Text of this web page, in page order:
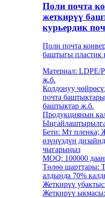
Поли почта
жеткирүү
курьердик
Поли почта
баштыгы пластик
Материал: LDPE/
ж.б.
Колдонуу
почта
баштыктар ж.б.
Продукциянын
Бети: Мт пленка;
өзүңүздүн
чыгарыңыз
MOQ: 100000
Төлөө шарттары:
алдында 70%
Жеткирүү
Жеткирүү ыкмасы: